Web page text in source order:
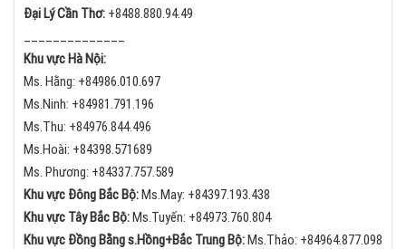
Đại Lý Cần Thơ: +8488.880.94.49
Khu vực Hà Nội:
Ms. Hằng: +84986.010.697
Ms.Ninh: +84981.791.196
Ms.Thu: +84976.844.496
Ms.Hoài: +84398.571689
Ms. Phương: +84337.757.589
Khu vực Đông Bắc Bộ:Ms.May: +84397.193.438
Khu vực Tây Bắc Bộ:Ms.Tuyến: +84973.760.804
Khu vực Đồng Bằng s.Hồng+Bắc Trung Bộ:Ms.Thảo: +84964.877.098